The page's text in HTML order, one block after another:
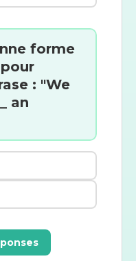
forme
: "We
an